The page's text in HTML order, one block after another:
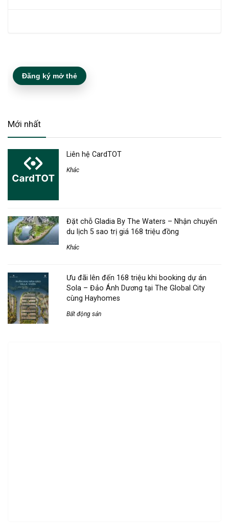
Đăng ký mở thẻ
Mới nhất
Liên hệ CardTOT
Khác
Đặt chỗ Gladia By The Waters – Nhận chuyến
du lịch 5 sao trị giá 168 triệu đồng
Khác
Ưu đãi lên đến 168 triệu khi booking dự án
Sola – Đảo Ánh Dương tại The Global City
cùng Hayhomes
Bất động sản